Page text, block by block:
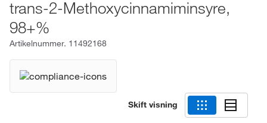
trans-2-Methoxycinnamiminsyre,
98+%
Artikelnummer. 11492168
Skift visning